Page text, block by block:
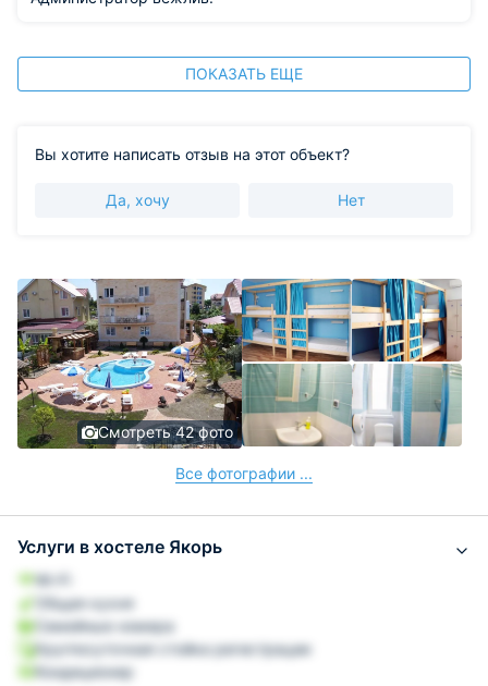
ПОКАЗАТЬ ЕЩЕ
Вы хотите написать отзыв на этот объект?
Да, хочу Нет
Смотреть 42 фото
Все фотографии ...
Услуги в хостеле Якорь
Wi-Fi
Общая кухня
Семейные номера
Круглосуточная стойка регистрации
Кондиционер